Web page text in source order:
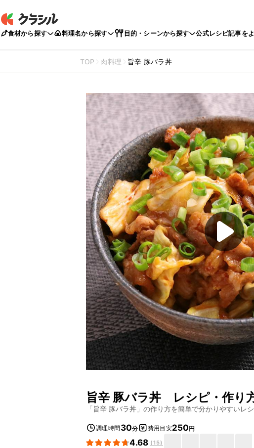
食材から探す 料理名から探す 目的・シーンから探す 公式レシピ記事を
TOP 肉料理 旨辛 豚バラ丼
旨辛 豚バラ丼 レシピ・作り
「旨辛 豚バラ丼 」の作り方を簡単で分かりやすいレ
調理時間 30分 費用目安250円
4.68 (15)